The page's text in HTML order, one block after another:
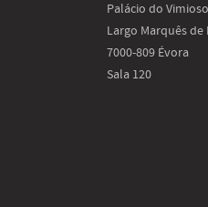
Palácio do Vimioso
Largo Marquês de
7000-809 Évora
Sala 120